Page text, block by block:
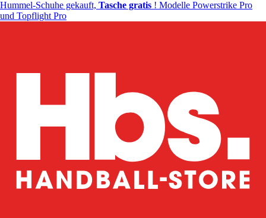
Hummel-Schuhe gekauft, Tasche gratis ! Modelle Powerstrike Pro
und Topflight Pro